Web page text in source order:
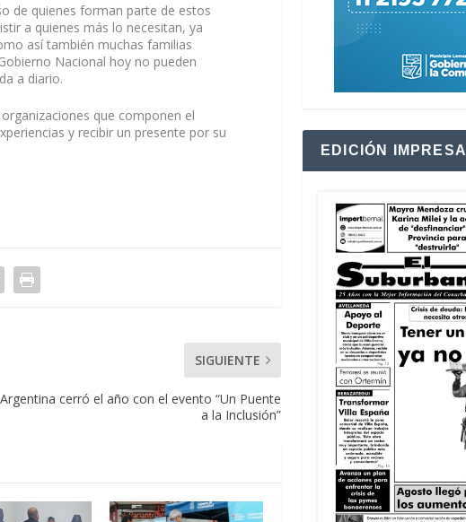
de quienes forman parte de estos
a quienes más lo necesitan, ya
así también muchas familias
Nacional hoy no pueden
a diario.
que componen el
y recibir un presente por su
SIGUIENTE
Argentina cerró el año con el evento “Un Puente
a la Inclusión”
EDICIÓN IMPRESA